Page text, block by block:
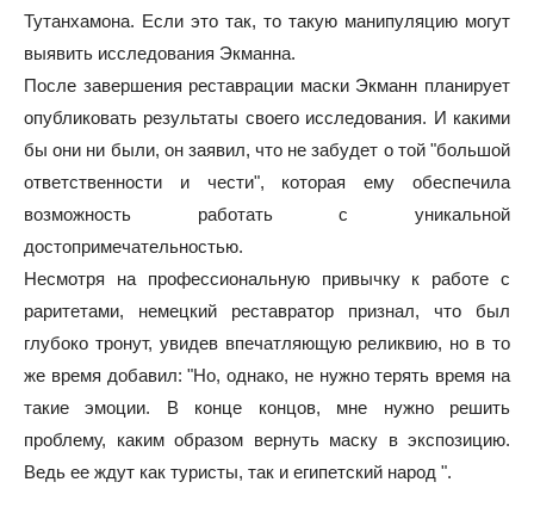
Тутанхамона. Если это так, то такую манипуляцию могут
выявить исследования Экманна.
После завершения реставрации маски Экманн планирует
опубликовать результаты своего исследования. И какими
бы они ни были, он заявил, что не забудет о той "большой
ответственности и чести", которая ему обеспечила
возможность работать с уникальной
достопримечательностью.
Несмотря на профессиональную привычку к работе с
раритетами, немецкий реставратор признал, что был
глубоко тронут, увидев впечатляющую реликвию, но в то
же время добавил: "Но, однако, не нужно терять время на
такие эмоции. В конце концов, мне нужно решить
проблему, каким образом вернуть маску в экспозицию.
Ведь ее ждут как туристы, так и египетский народ ".